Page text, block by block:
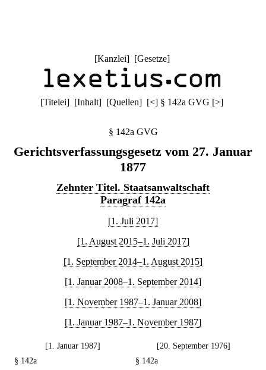
[Kanzlei] [Gesetze]
[Titelei] [Inhalt] [Quellen] [<] § 142a GVG [>]
§ 142a GVG
Gerichtsverfassungsgesetz vom 27. Januar
1877
Zehnter Titel. Staatsanwaltschaft
Paragraf 142a
[1. Juli 2017]
[1. August 2015–1. Juli 2017]
[1. September 2014–1. August 2015]
[1. Januar 2008–1. September 2014]
[1. November 1987–1. Januar 2008]
[1. Januar 1987–1. November 1987]
[1. Januar 1987]
[20. September 1976]
§ 142a
§ 142a